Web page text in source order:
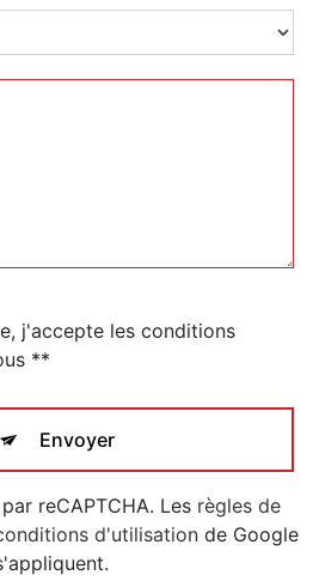
j'accepte les conditions
**
Envoyer
reCAPTCHA. Les règles de
d'utilisation de Google